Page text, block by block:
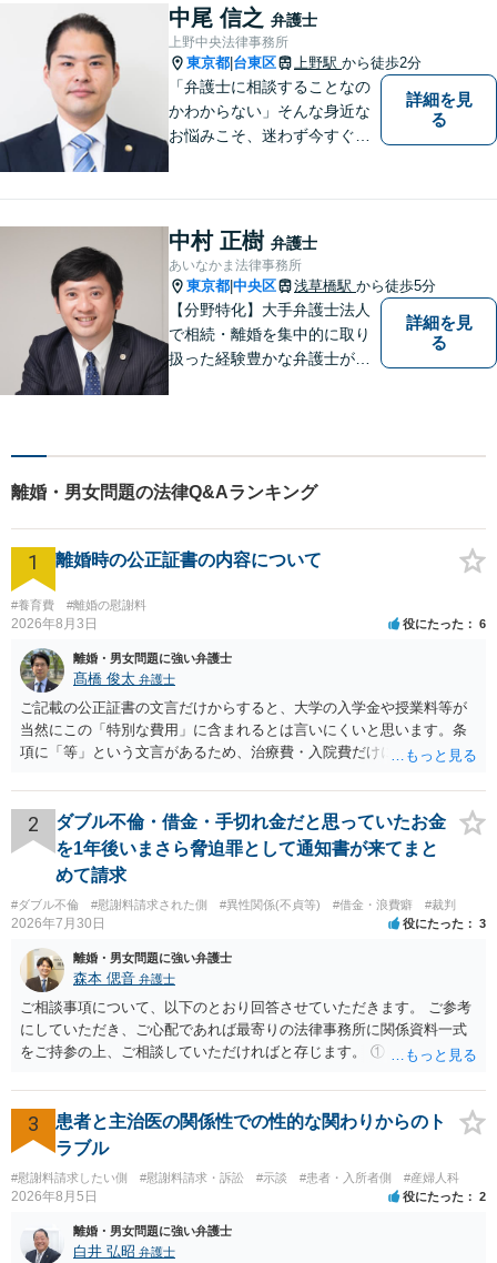
中尾 信之 弁護士
上野中央法律事務所
東京都 台東区 上野駅 から徒歩2分
「弁護士に相談することなの
かわからない」そんな身近な
お悩みこそ、迷わず今すぐご
詳細を見
る
中村 正樹 弁護士
あいなかま法律事務所
東京都 中央区 浅草橋駅 から徒歩5分
【分野特化】大手弁護士法人
で相続・離婚を集中的に取り
扱った経験豊かな弁護士が対
決を心がけております【初回
相談無料】【土日・平日夜間
ご相談可能】【浅草橋駅・馬
喰町駅5分】
詳細を見
る
離婚・男女問題の法律Q&Aランキング
1 離婚時の公正証書の内容について
#養育費 #離婚の慰謝料
2026年8月3日 役にたった 6
離婚・男女問題に強い弁護士
髙橋 俊太 弁護士
ご記載の公正証書の文言だけからすると、大学の入学金や授業料等が
当然にこの「特別な費用」に含まれるとは言いにくいと思います。条
項に「等」という文言があるため、治療費・入院費だけに限定される
れていますので、通常は、病気や事故によって臨時に必要となった医
療費その他これに類する特別支出を念頭に置いた条項と読むのが自然
です。したがって、大学の入学金、授業料、受験費用などの教育費に
ついてまで、「この条項があるから当然に半額を請求できる」とまで
は言いにくいと思われます。なお、通常、大学進学費用をどこまで負
担すべきかについては、離婚時の合意内容のほか、子どもの年齢、大
学進学についての父母の認識、父母の学歴・収入・資産状況、進学先
や費用などを踏まえて個別に検討することになります。公正証書の他
の条項において、養育費の終期についてどのように定められている
か、大学進学に関する定めの有無、「教育費」「進学費用」に関する
定めの有無等について確認する必要があると考えられます。
2
ダブル不倫・借金・手切れ金だと思っていたお金
を1年後いまさら脅迫罪として通知書が来てまと
めて請求
#ダブル不倫 #慰謝料請求された側 #異性関係(不貞等) #借金・浪費癖 #裁判
2026年7月30日 役にたった 3
離婚・男女問題に強い弁護士
森本 偲音 弁護士
ご相談事項について、以下のとおり回答させていただきます。 ご参考
にしていただき、ご心配であれば最寄りの法律事務所に関係資料一式
をご持参の上、ご相談していただければと存じます。 ① このLINEの
される可能性はあるのか ⇒LINEを含む１００万円の貸付に至るまでの
やり取り等の経緯、誓約書の内容等を踏まえて、関係を清算するため
の 金銭であったと評価される可能性はあると考えます。 ② 「今後一
切関与しないなら100万円振り込む」というLINEや誓約書は、裁判上
どの程度証拠価値があるのか ⇒前後のやり取りや誓約書の具体的内容
を見ない限り、具体的な判断はできませんが、一定の証拠価値はある
と考えます。 ③ 借用書があっても、後から100万円を貸付扱いに変更
することは認められるのか。 ⇒おそらく１００万円は不当利得（受け
3
患者と主治医の関係性での性的な関わりからのト
ラブル
#慰謝料請求したい側 #慰謝料請求・訴訟 #示談 #患者・入所者側 #産婦人科
2026年8月5日 役にたった 2
離婚・男女問題に強い弁護士
白井 弘昭 弁護士